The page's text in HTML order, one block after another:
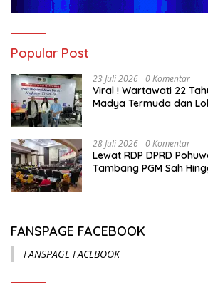
Popular Post
23 Juli 2026 0 Komentar
Viral ! Wartawati 22
Madya Termuda dan
28 Juli 2026 0 Komentar
Lewat RDP DPRD
Tambang PGM Sah
FANSPAGE FACEBOOK
FANSPAGE FACEBOOK